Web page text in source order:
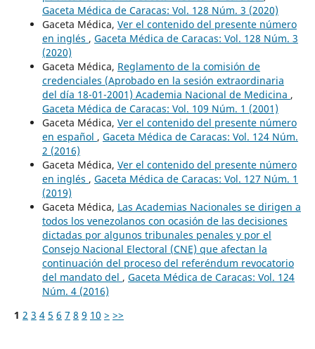
Gaceta Médica de Caracas: Vol. 128 Núm. 3 (2020)
Gaceta Médica, Ver el contenido del presente número
en inglés , Gaceta Médica de Caracas: Vol. 128 Núm. 3
(2020)
Gaceta Médica, Reglamento de la comisión de
credenciales (Aprobado en la sesión extraordinaria
del día 18-01-2001) Academia Nacional de Medicina ,
Gaceta Médica de Caracas: Vol. 109 Núm. 1 (2001)
Gaceta Médica, Ver el contenido del presente número
en español , Gaceta Médica de Caracas: Vol. 124 Núm.
2 (2016)
Gaceta Médica, Ver el contenido del presente número
en inglés , Gaceta Médica de Caracas: Vol. 127 Núm. 1
(2019)
Gaceta Médica, Las Academias Nacionales se dirigen a
todos los venezolanos con ocasión de las decisiones
dictadas por algunos tribunales penales y por el
Consejo Nacional Electoral (CNE) que afectan la
continuación del proceso del referéndum revocatorio
del mandato del , Gaceta Médica de Caracas: Vol. 124
Núm. 4 (2016)
1 2 3 4 5 6 7 8 9 10 > >>